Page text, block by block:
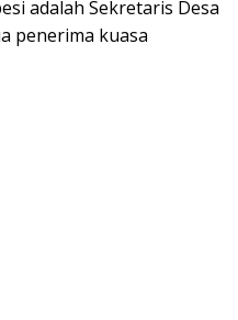
adalah Sekretaris Desa
penerima kuasa